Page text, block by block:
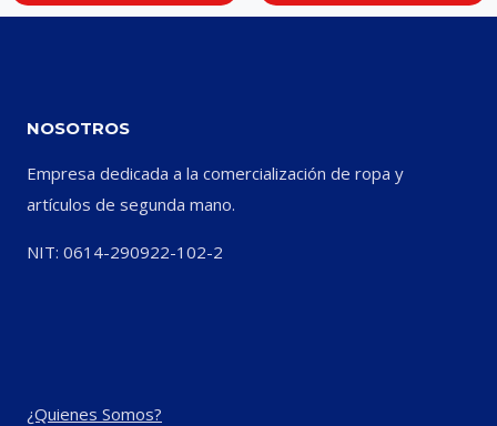
NOSOTROS
Empresa dedicada a la comercialización de ropa y
artículos de segunda mano.
NIT: 0614-290922-102-2
¿Quienes Somos?